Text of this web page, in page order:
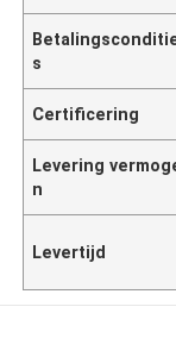
s
Certificering
Levering
n
Levertijd